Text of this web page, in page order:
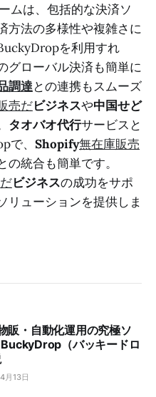
ムは、包括的な決済ソ
方法の多様性や複雑さに
を利用すれ
グローバル決済も簡単に
調達との連携もスムーズ
売だビジネスや中国せど
タオバオ代行サービスと
で、 Shopify無在庫販売
統合も簡単です。
ビジネスの成功をサポ
リューションを提供しま
販・自動化運用の究極ソ
（バッキードロ
月13日